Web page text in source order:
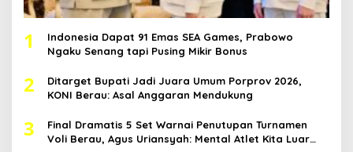
1
Indonesia Dapat 91 Emas SEA Games, Prabowo
Ngaku Senang tapi Pusing Mikir Bonus
2
Ditarget Bupati Jadi Juara Umum Porprov 2026,
KONI Berau: Asal Anggaran Mendukung
3
Final Dramatis 5 Set Warnai Penutupan Turnamen
Voli Berau, Agus Uriansyah: Mental Atlet Kita Luar